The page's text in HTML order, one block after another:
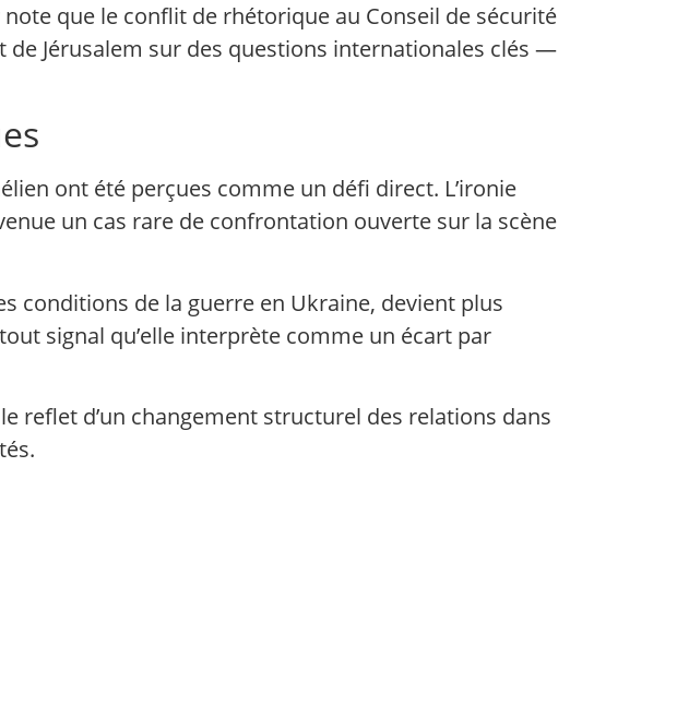
que le conflit de rhétorique au Conseil de sécurité
de Jérusalem sur des questions internationales clés —
ont été perçues comme un défi direct. L’ironie
un cas rare de confrontation ouverte sur la scène
conditions de la guerre en Ukraine, devient plus
signal qu’elle interprète comme un écart par
reflet d’un changement structurel des relations dans